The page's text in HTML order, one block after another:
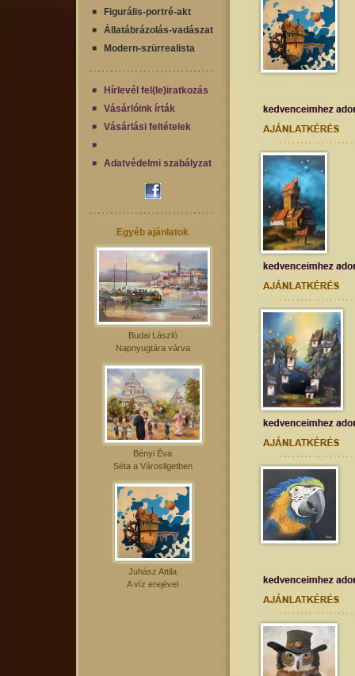
Figurális-portré-akt
Állatábrázolás-vadászat
Modern-szürrealista
Hírlevél fel(le)iratkozás
Vásárlóink írták
Vásárlási feltételek
Adatvédelmi szabályzat
Egyéb ajánlatok
Budai László
Napnyugtára várva
Bényi Éva
Séta a Városligetben
Juhász Attila
A víz erejével